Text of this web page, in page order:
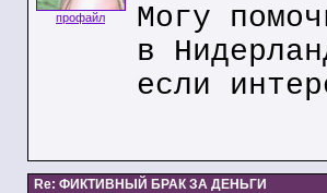
профайл
Могу
в
если
Re: ФИКТИВНЫЙ БРАК ЗА ДЕНЬГИ